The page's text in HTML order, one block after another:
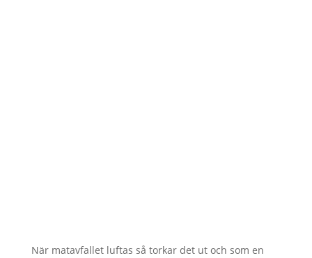
När matavfallet luftas så torkar det ut och som en